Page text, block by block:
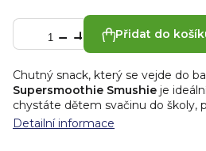
Přidat do
Chutný snack, který se vejde do
Supersmoothie Smushie je
chystáte dětem svačinu do školy,
sníst mezi schůzkami nebo jako
Detailní informace